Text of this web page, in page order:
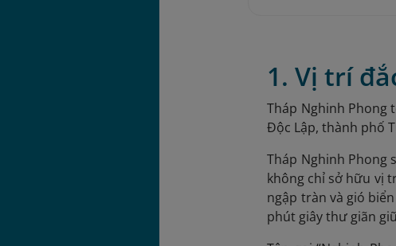
1. Vị trí
Tháp Nghinh Phong
Độc Lập, thành phố
Tháp Nghinh Phong
không chỉ sở hữu vị
ngập tràn và gió
phút giây thư giãn